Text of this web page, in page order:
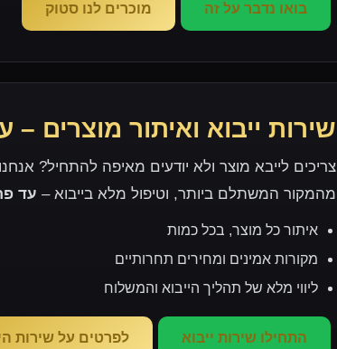
בואו נדבר על זה מוכרים לנו סטוק
שירות ייבוא ואיתור מוצרים
צריכים לייבא מוצר ולא יודעים מאיפה להתחיל?
מהמקור המשתלם ביותר, וטיפול מלא בייבוא – עד
איתור כל מוצר, בכל כמות
מקורות אמינים ומחירים תחרותיים
ליווי מלא של תהליך הייבוא והמשלוח
התחילו שירות ייבוא לפרטים על שירות